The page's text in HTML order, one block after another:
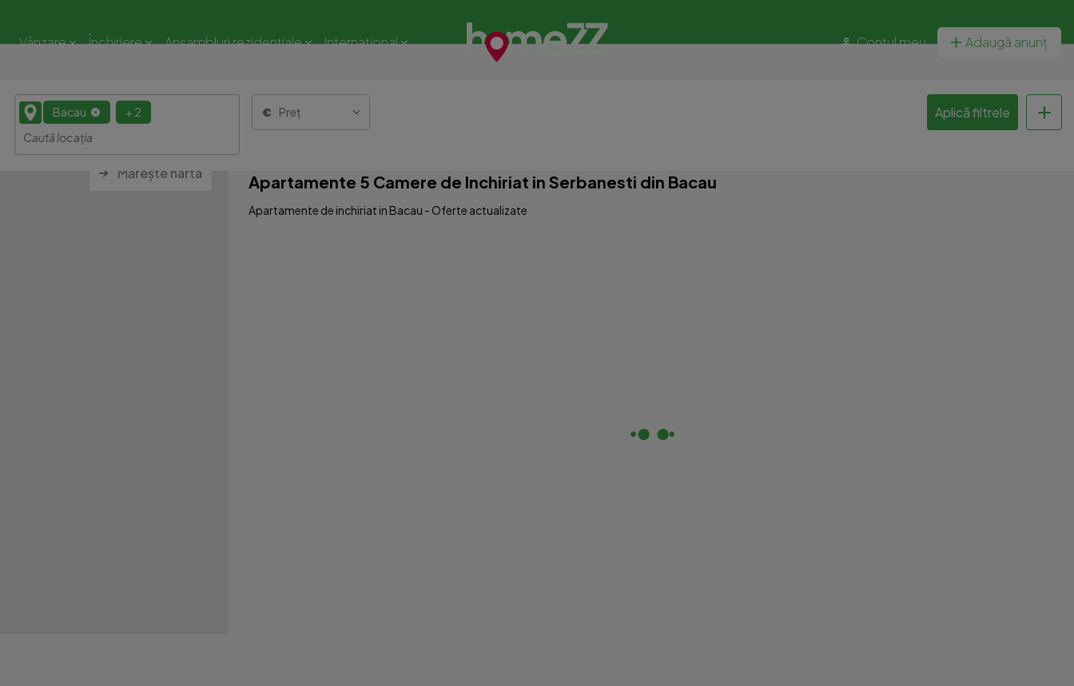
Vânzare Închiriere Ansambluri rezidențiale Internațional Contul meu Adaugă anunț
Bacau + 2 Preț Aplică filtrele
Mărește harta Apartamente 5 Camere de Inchiriat in Serbanesti din Bacau
Apartamente de inchiriat in Bacau - Oferte actualizate